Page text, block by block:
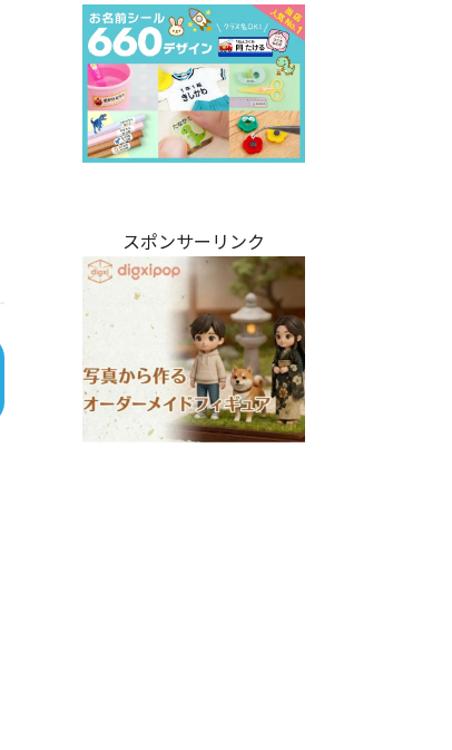
スポンサーリンク